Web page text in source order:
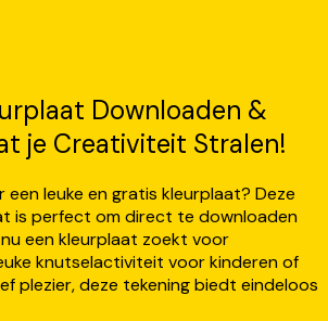
Downloaden &
je Creativiteit Stralen!
een leuke en gratis kleurplaat? Deze
is perfect om direct te downloaden
een kleurplaat zoekt voor
knutselactiviteit voor kinderen of
plezier, deze tekening biedt eindeloos